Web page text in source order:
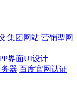
集团网站 营销型网
界面UI设计
务器 百度官网认证